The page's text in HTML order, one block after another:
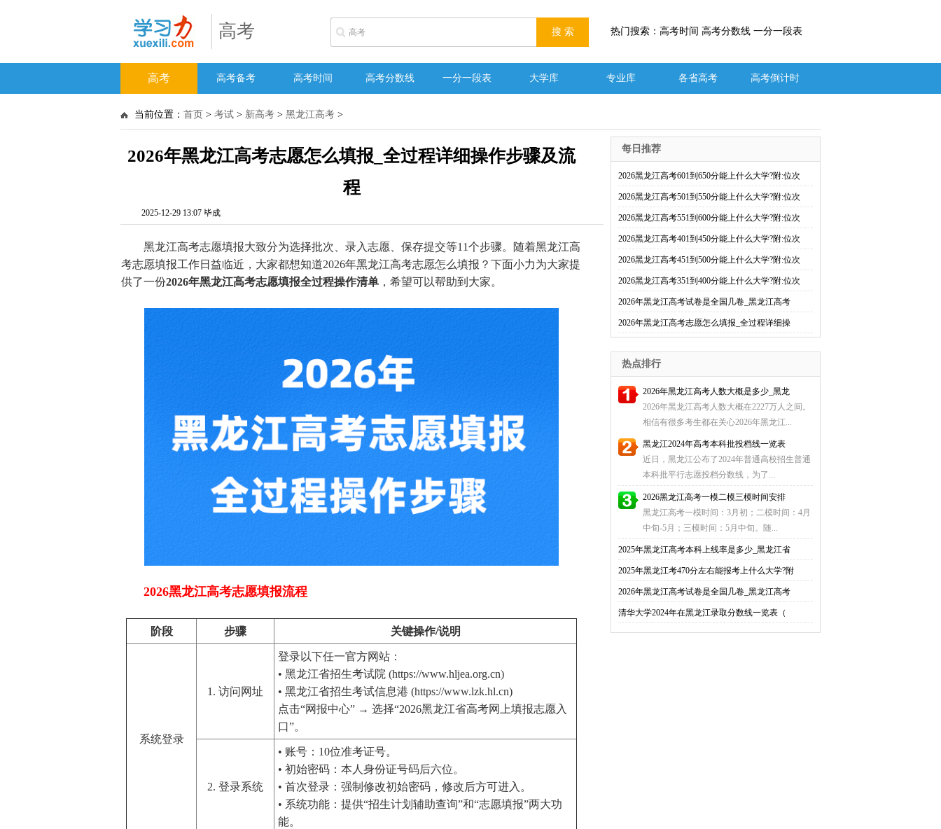
高考 热门搜索：高考时间 高考分数线 一分一段表
高考 高考备考 高考时间 高考分数线 一分一段表 大学库 专业库 各省高考 高考倒计时
当前位置： 首页 > 考试 > 新高考 > 黑龙江高考 >
2026年黑龙江高考志愿怎么填报_全过程详细操作步骤及流
程
2025-12-29 13:07 毕成
黑龙江高考志愿填报大致分为选择批次、录入志愿、保存提交等11个步骤。随着黑龙江高
考志愿填报工作日益临近，大家都想知道2026年黑龙江高考志愿怎么填报？下面小力为大家提
供了一份2026年黑龙江高考志愿填报全过程操作清单 ，希望可以帮助到大家。
2026黑龙江高考志愿填报流程
阶段 步骤 关键操作/说明
系统登录
1. 访问网址
登录以下任一官方网站：
• 黑龙江省招生考试院 (https://www.hljea.org.cn)
• 黑龙江省招生考试信息港 (https://www.lzk.hl.cn)
点击“网报中心” → 选择“2026黑龙江省高考网上填报志愿入
口”。
2. 登录系统
• 账号：10位准考证号。
• 初始密码：本人身份证号码后六位。
• 首次登录：强制修改初始密码，修改后方可进入。
• 系统功能：提供“招生计划辅助查询”和“志愿填报”两大功
能。
每日推荐
2026黑龙江高考601到650分能上什么大学?附:位次
2026黑龙江高考501到550分能上什么大学?附:位次
2026黑龙江高考551到600分能上什么大学?附:位次
2026黑龙江高考401到450分能上什么大学?附:位次
2026黑龙江高考451到500分能上什么大学?附:位次
2026黑龙江高考351到400分能上什么大学?附:位次
2026年黑龙江高考试卷是全国几卷_黑龙江高考
2026年黑龙江高考志愿怎么填报_全过程详细操
热点排行
2026年黑龙江高考人数大概是多少_黑龙
2026年黑龙江高考人数大概在2227万人之间。
相信有很多考生都在关心2026年黑龙江...
黑龙江2024年高考本科批投档线一览表
近日，黑龙江公布了2024年普通高校招生普通
本科批平行志愿投档分数线，为了...
2026黑龙江高考一模二模三模时间安排
黑龙江高考一模时间：3月初；二模时间：4月
中旬-5月；三模时间：5月中旬。随...
2025年黑龙江高考本科上线率是多少_黑龙江省
2025年黑龙江考470分左右能报考上什么大学?附
2026年黑龙江高考试卷是全国几卷_黑龙江高考
清华大学2024年在黑龙江录取分数线一览表（